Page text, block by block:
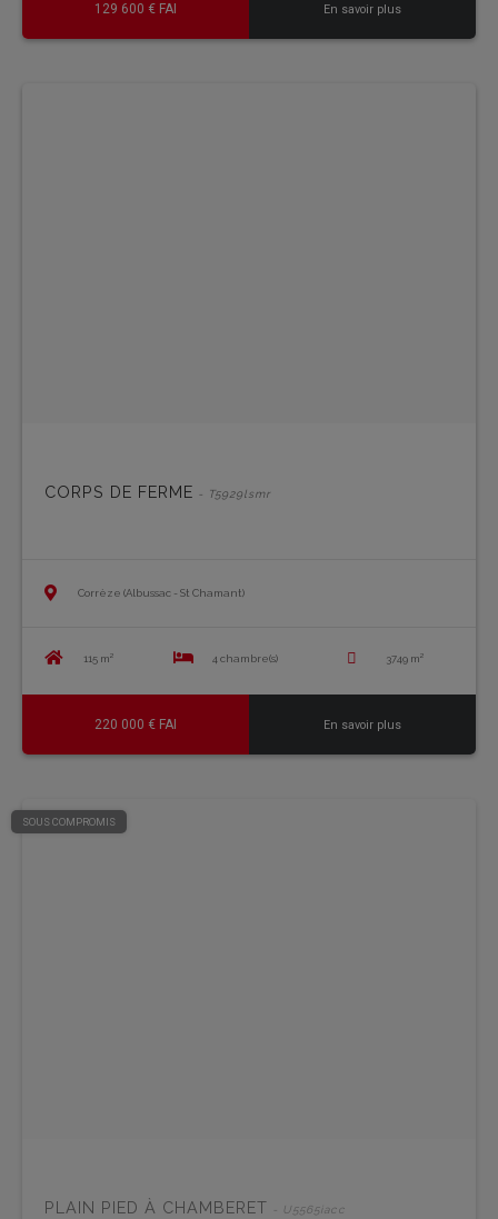
129 600 € FAI En savoir plus
CORPS DE FERME - T5929lsmr
Corrèze (Albussac - St Chamant)
115 m² 4 chambre(s) 3749 m²
220 000 € FAI En savoir plus
SOUS COMPROMIS
PLAIN PIED À CHAMBERET - U5565iacc